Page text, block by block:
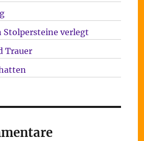
Stolpersteine verlegt
Trauer